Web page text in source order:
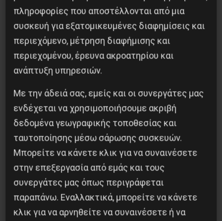
στρατιωτικός εγκέφαλος του Κόκκινου
Στρατού
πληροφορίες που αποστέλλονται από μια
συσκευή για εξατομικευμένες διαφημίσεις και
περιεχόμενο, μέτρηση διαφήμισης και
περιεχομένου, έρευνα ακροατηρίου και
ανάπτυξη υπηρεσιών.
Με την άδειά σας, εμείς και οι συνεργάτες μας
ενδέχεται να χρησιμοποιήσουμε ακριβή
δεδομένα γεωγραφικής τοποθεσίας και
ταυτοποίησης μέσω σάρωσης συσκευών.
Μπορείτε να κάνετε κλικ για να συναινέσετε
στην επεξεργασία από εμάς και τους
συνεργάτες μας όπως περιγράφεται
παραπάνω. Εναλλακτικά, μπορείτε να κάνετε
κλικ για να αρνηθείτε να συναινέσετε ή να